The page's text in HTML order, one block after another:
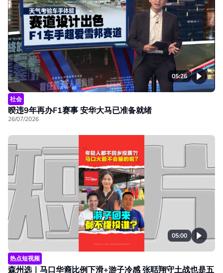
05:26
社会
暌违9年再办F1赛事 安华大马已准备就绪
26/07/2026
05:00
热点短视频
森州选｜马口华裔比例下滑+游子冷感 张聒翔守土战也是五